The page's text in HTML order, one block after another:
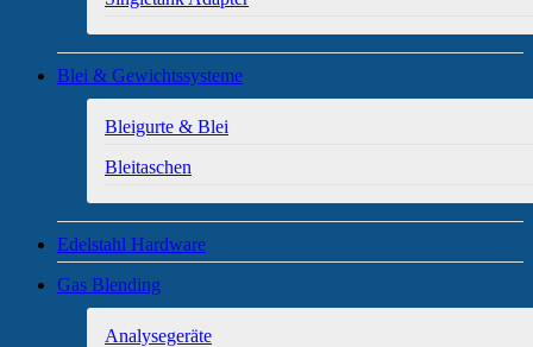
Blei & Gewichtssysteme
Bleigurte & Blei
Bleitaschen
Edelstahl Hardware
Gas Blending
Analysegeräte